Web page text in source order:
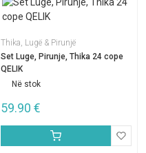
Thika, Lugë & Pirunjë
Set Luge, Pirunje, Thika 24 cope
QELIK
Në stok
59.90 €